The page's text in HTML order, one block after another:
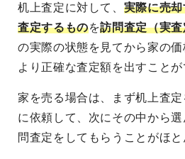
机上査定に対して、 実際に売
査定するものを訪問査定（実
の実際の状態を見てから家の価
より正確な査定額を出すことが
家を売る場合は、まず机上査
に依頼して、次にその中から
問査定をしてもらうことがほと